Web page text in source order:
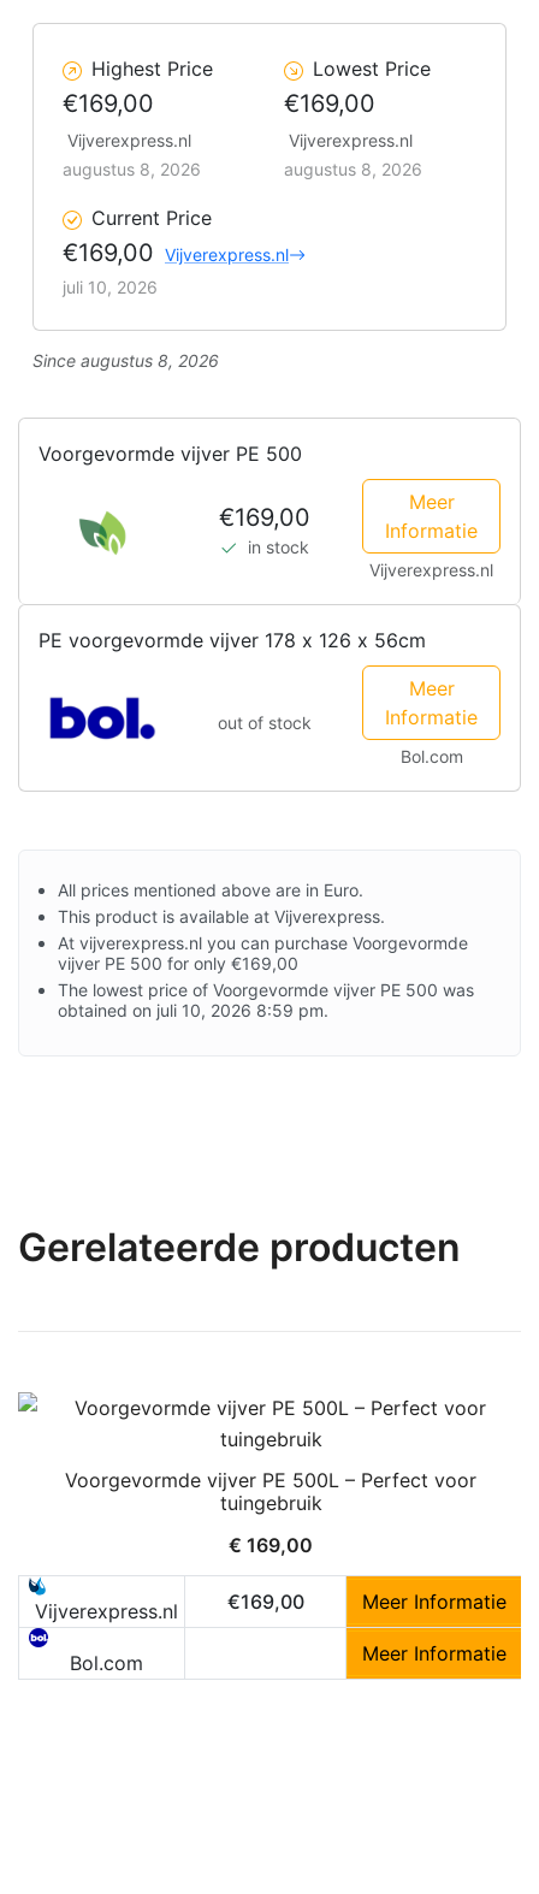
Highest Price
€169,00
Vijverexpress.nl
augustus 8, 2026
Lowest Price
€169,00
Vijverexpress.nl
augustus 8, 2026
Current Price
€169,00 Vijverexpress.nl
juli 10, 2026
Since augustus 8, 2026
Voorgevormde vijver PE 500
€169,00
in stock
Meer
Informatie
Vijverexpress.nl
PE voorgevormde vijver 178 x 126 x 56cm
out of stock
Meer
Informatie
Bol.com
All prices mentioned above are in Euro.
This product is available at Vijverexpress.
At vijverexpress.nl you can purchase Voorgevormde
vijver PE 500 for only €169,00
The lowest price of Voorgevormde vijver PE 500 was
obtained on juli 10, 2026 8:59 pm.
Gerelateerde producten
Voorgevormde vijver PE 500L – Perfect voor
tuingebruik
€ 169,00
Vijverexpress.nl €169,00 Meer Informatie
Bol.com Meer Informatie